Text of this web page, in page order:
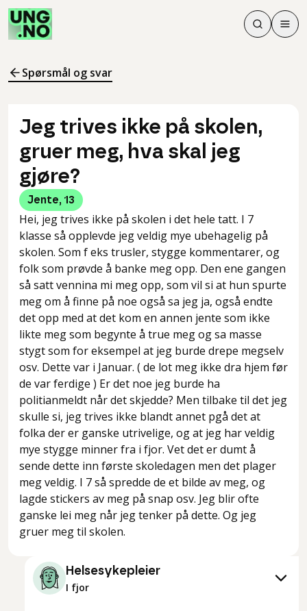
Søk
Søk
Meny
Spørsmål og svar
Jeg trives ikke på skolen,
gruer meg, hva skal jeg
gjøre?
Jente, 13
Hei, jeg trives ikke på skolen i det hele tatt. I 7
klasse så opplevde jeg veldig mye ubehagelig på
skolen. Som f eks trusler, stygge kommentarer, og
folk som prøvde å banke meg opp. Den ene gangen
så satt vennina mi meg opp, som vil si at hun spurte
meg om å finne på noe også sa jeg ja, også endte
det opp med at det kom en annen jente som ikke
likte meg som begynte å true meg og sa masse
stygt som for eksempel at jeg burde drepe megselv
osv. Dette var i Januar. ( de lot meg ikke dra hjem før
de var ferdige ) Er det noe jeg burde ha
politianmeldt når det skjedde? Men tilbake til det jeg
skulle si, jeg trives ikke blandt annet pgå det at
folka der er ganske utrivelige, og at jeg har veldig
mye stygge minner fra i fjor. Vet det er dumt å
sende dette inn første skoledagen men det plager
meg veldig. I 7 så spredde de et bilde av meg, og
lagde stickers av meg på snap osv. Jeg blir ofte
ganske lei meg når jeg tenker på dette. Og jeg
gruer meg til skolen.
Helsesykepleier
I fjor